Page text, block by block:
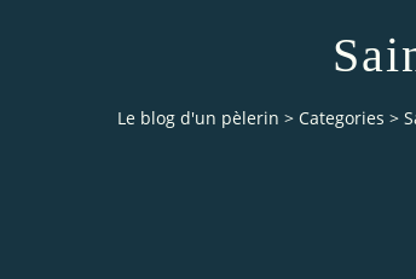
Le blog d'un pèlerin > Categories >